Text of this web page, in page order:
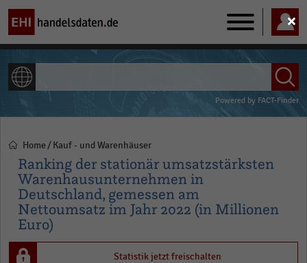
Main
navigation
Powered by FACT-Finder
Pfadnavigation
Home Kauf - und Warenhäuser
Ranking der stationär umsatzstärksten
Warenhausunternehmen in
Deutschland, gemessen am
Nettoumsatz im Jahr 2022 (in Millionen
Euro)
Statistik jetzt freischalten